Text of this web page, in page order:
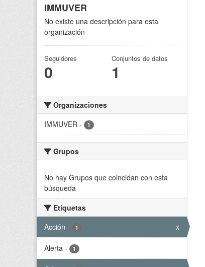
IMMUVER
No existe una descripción para esta
organización
Seguidores
0
Conjuntos de datos
1
Organizaciones
IMMUVER - 1
Grupos
No hay Grupos que coincidan con esta
búsqueda
Etiquetas
Acción - 1 x
Alerta - 1